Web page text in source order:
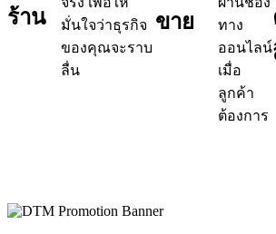
ร้าน
มั่นใจว่าธุรกิจ
ของคุณจะราบ
ลื่น
ขาย
ทาง
ออนไลน์
เมื่อ
ลูกค้า
ต้องการ